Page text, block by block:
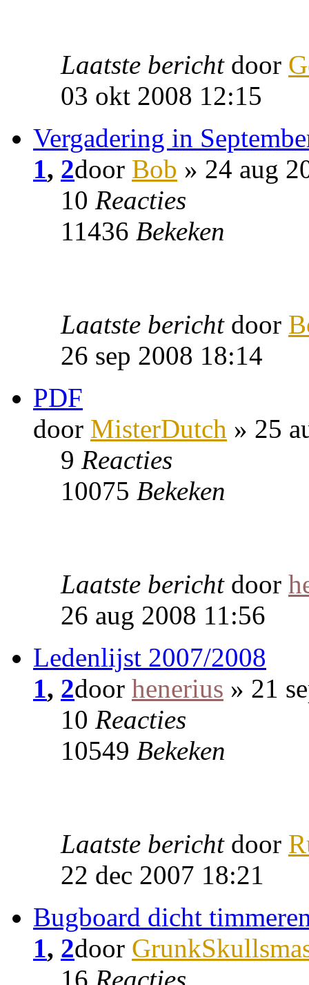
Laatste bericht door
03 okt 2008 12:15
Vergadering in
1, 2door Bob » 24 aug
10 Reacties
11436 Bekeken
Laatste bericht door
26 sep 2008 18:14
PDF
door MisterDutch » 25
9 Reacties
10075 Bekeken
Laatste bericht door
26 aug 2008 11:56
Ledenlijst 2007/2008
1, 2door henerius » 21
10 Reacties
10549 Bekeken
Laatste bericht door
22 dec 2007 18:21
Bugboard dicht
1, 2door
16 Reacties